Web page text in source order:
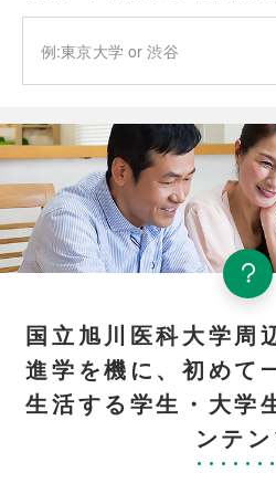
国立旭川医科大学周
進学を機に、初めて
生活する学生・大学
ンテ